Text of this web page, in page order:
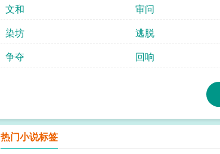
文和
审问
染坊
逃脱
争夺
回响
热门小说标签